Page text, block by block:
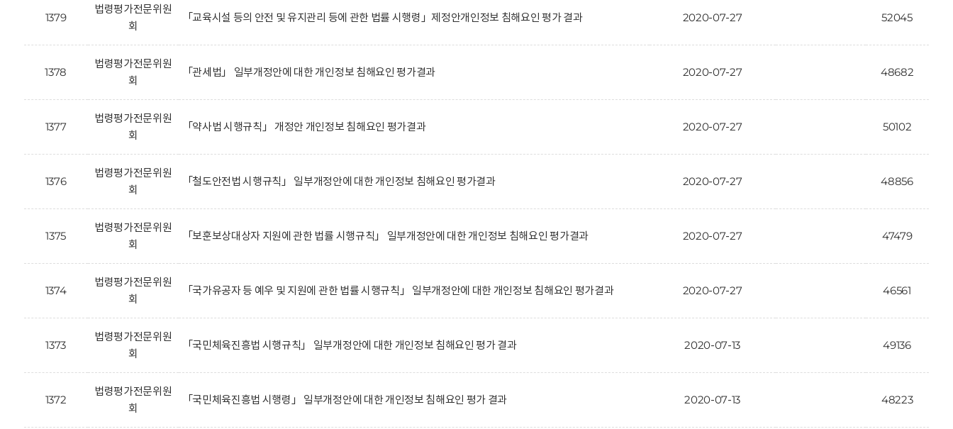
1379
법령평가전문위원
회
「교육시설 등의 안전 및 유지관리 등에 관한 법률 시행령」제정안개인정보 침해요인 평가 결과 2020-07-27 52045
1378
법령평가전문위원
회
「관세법」 일부개정안에 대한 개인정보 침해요인 평가결과 2020-07-27 48682
1377
법령평가전문위원
회
「약사법 시행규칙」 개정안 개인정보 침해요인 평가결과 2020-07-27 50102
1376
법령평가전문위원
회
「철도안전법 시행규칙」 일부개정안에 대한 개인정보 침해요인 평가결과 2020-07-27 48856
1375
법령평가전문위원
회
「보훈보상대상자 지원에 관한 법률 시행규칙」 일부개정안에 대한 개인정보 침해요인 평가결과 2020-07-27 47479
1374
법령평가전문위원
회
「국가유공자 등 예우 및 지원에 관한 법률 시행규칙」 일부개정안에 대한 개인정보 침해요인 평가결과 2020-07-27 46561
1373
법령평가전문위원
회
「국민체육진흥법 시행규칙」 일부개정안에 대한 개인정보 침해요인 평가 결과 2020-07-13 49136
1372
법령평가전문위원
회
「국민체육진흥법 시행령」 일부개정안에 대한 개인정보 침해요인 평가 결과 2020-07-13 48223